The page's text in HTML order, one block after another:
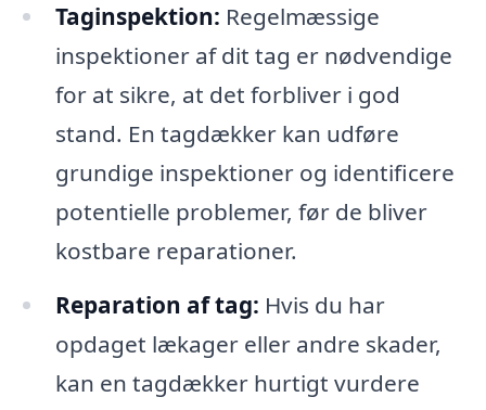
Taginspektion: Regelmæssige
inspektioner af dit tag er nødvendige
for at sikre, at det forbliver i god
stand. En tagdækker kan udføre
grundige inspektioner og identificere
potentielle problemer, før de bliver
kostbare reparationer.
Reparation af tag: Hvis du har
opdaget lækager eller andre skader,
kan en tagdækker hurtigt vurdere